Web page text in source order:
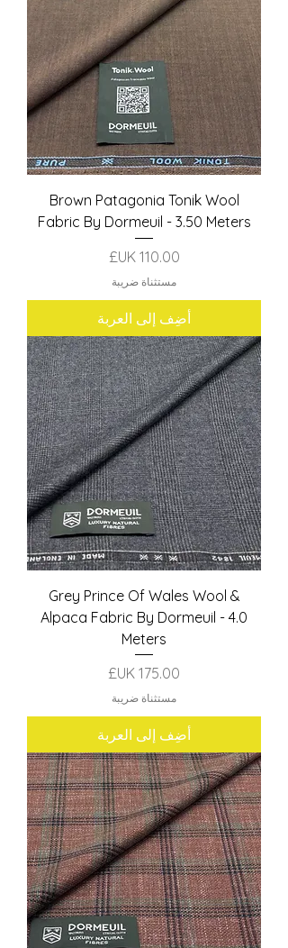
Brown Patagonia Tonik Wool
Fabric By Dormeuil - 3.50 Meters
السعر
مستثناة ضريبة
أضِف إلى العربة
Grey Prince Of Wales Wool &
Alpaca Fabric By Dormeuil - 4.0
Meters
السعر
مستثناة ضريبة
أضِف إلى العربة